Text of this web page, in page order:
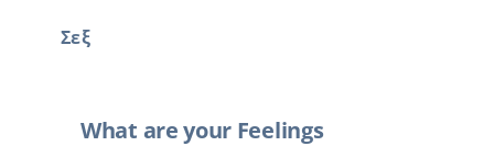
Σεξ
What are your Feelings